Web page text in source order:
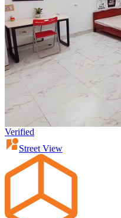
Verified
Street View